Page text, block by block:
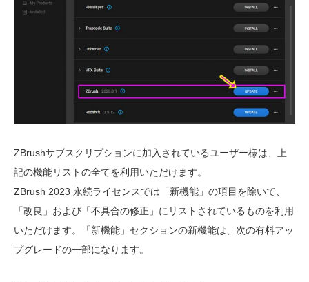
ZBrushサブスクリプションに加入されているユーザー様は、上
記の機能リストの全てを利用いただけます。
ZBrush 2023 永続ライセンスでは「新機能」の項目を除いて、
「改良」および「不具合の修正」にリストされているものを利用
いただけます。「新機能」セクションの新機能は、次の有料アッ
プグレードの一部になります。